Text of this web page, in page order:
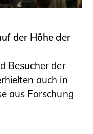
der Höhe der
Besucher der
auch in
aus Forschung